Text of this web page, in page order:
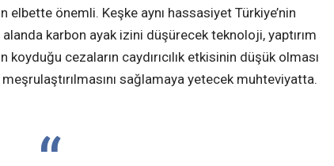
elbette önemli. Keşke aynı hassasiyet Türkiye’nin
karbon ayak izini düşürecek teknoloji, yaptırım
cezaların caydırıcılık etkisinin düşük olması
sağlamaya yetecek muhteviyatta.